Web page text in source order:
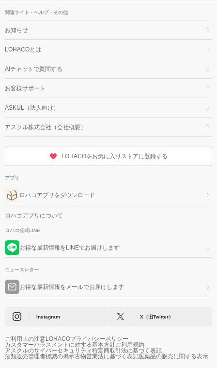
関連サイト・ヘルプ・その他
お知らせ
LOHACOとは
AIチャットで質問する
お客様サポート
ASKUL（法人向け）
アスクル株式会社（会社概要）
LOHACOをお気に入りストアに登録する
アプリ
ロハコアプリをダウンロード
ロハコアプリについて
ロハコ公式LINE
お得な最新情報をLINEでお届けします
ニュースレター
お得な最新情報をメールでお届けします
Instagram X（旧Twitter）
ご利用上の注意LOHACOプライバシーポリシー
カスタマーハラスメントに対する基本方針ご利用規約
アスクルのサイバーセキュリティ特定商取引法に基づく表記
酒類販売管理者標識の掲示古物営業法に基づく表記医薬品の販売に関する表示